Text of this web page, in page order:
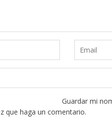
Guardar mi
que haga un comentario.